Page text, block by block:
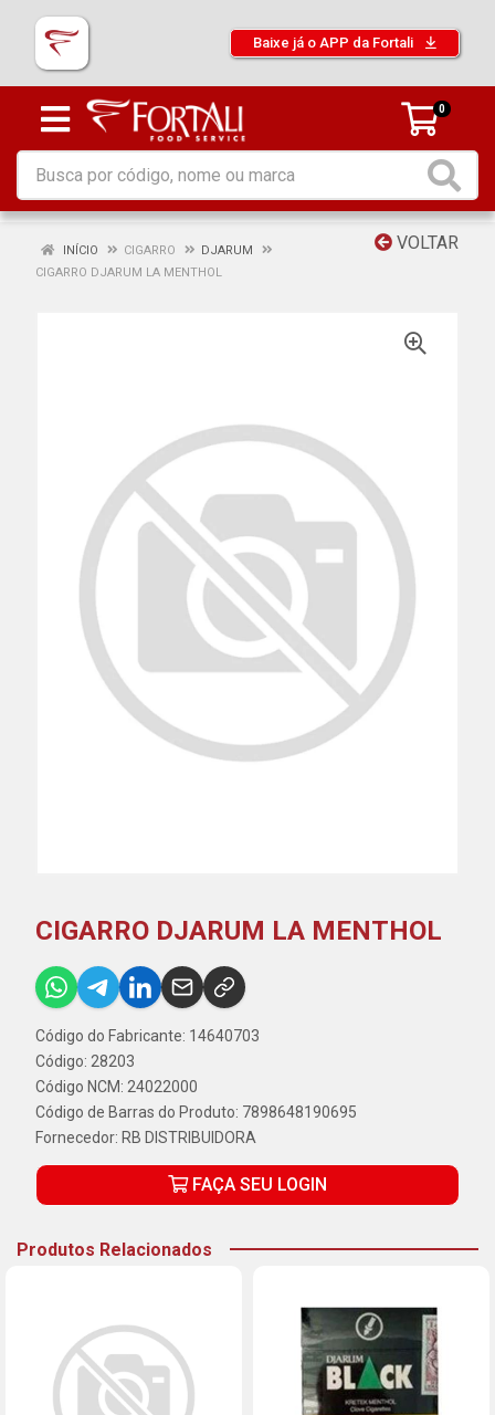
Baixe já o APP da Fortali
0
VOLTAR
INÍCIO CIGARRO
DJARUM
CIGARRO DJARUM LA MENTHOL
CIGARRO DJARUM LA MENTHOL
Código do Fabricante: 14640703
Código: 28203
Código NCM: 24022000
Código de Barras do Produto: 7898648190695
Fornecedor: RB DISTRIBUIDORA
FAÇA SEU LOGIN
Produtos Relacionados